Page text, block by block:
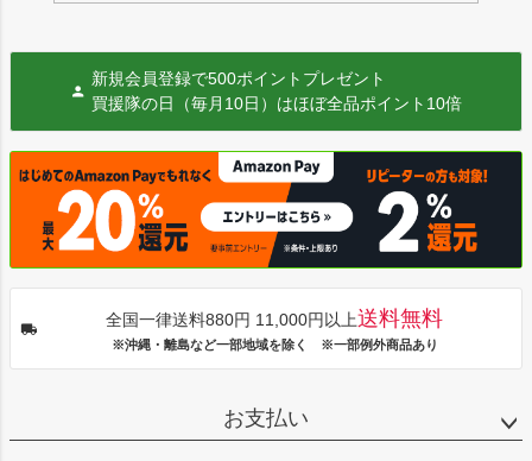
新規会員登録で500ポイントプレゼント
買援隊の日（毎月10日）はほぼ全品ポイント10倍
全国一律送料880円 11,000円以上送料無料
※沖縄・離島など一部地域を除く ※一部例外商品あり
お支払い